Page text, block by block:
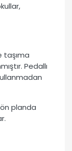
taşıma
Pedallı
planda